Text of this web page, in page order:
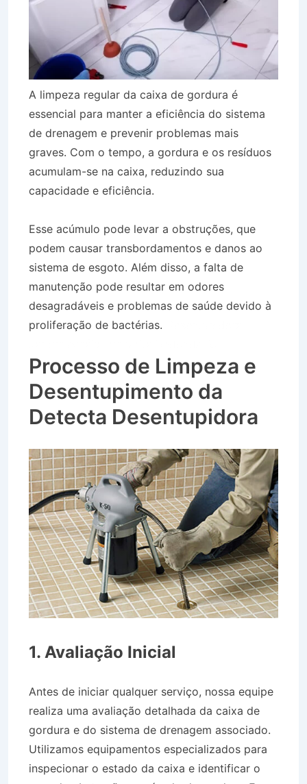
A limpeza regular da caixa de gordura é
essencial para manter a eficiência do sistema
de drenagem e prevenir problemas mais
graves. Com o tempo, a gordura e os resíduos
acumulam-se na caixa, reduzindo sua
capacidade e eficiência.
Esse acúmulo pode levar a obstruções, que
podem causar transbordamentos e danos ao
sistema de esgoto. Além disso, a falta de
manutenção pode resultar em odores
desagradáveis e problemas de saúde devido à
proliferação de bactérias.
Processo de Limpeza e
Desentupimento da
Detecta Desentupidora
1. Avaliação Inicial
Antes de iniciar qualquer serviço, nossa equipe
realiza uma avaliação detalhada da caixa de
gordura e do sistema de drenagem associado.
Utilizamos equipamentos especializados para
inspecionar o estado da caixa e identificar o